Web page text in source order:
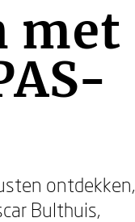
met
ontdekken,
Bulthuis,